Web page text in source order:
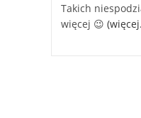
Takich
więcej 😉